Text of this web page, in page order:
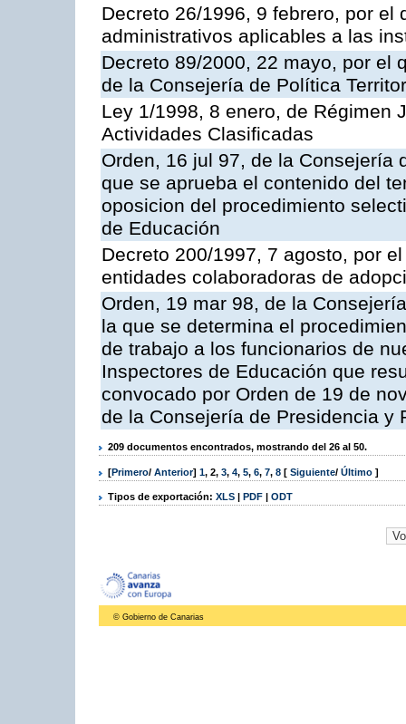
Decreto 26/1996, 9 febrero, por
administrativos aplicables a las
Decreto 89/2000, 22 mayo, por el
de la Consejería de Política
Ley 1/1998, 8 enero, de Régimen
Actividades Clasificadas
Orden, 16 jul 97, de la Consejería
que se aprueba el contenido del
oposicion del procedimiento
de Educación
Decreto 200/1997, 7 agosto, por
entidades colaboradoras de
Orden, 19 mar 98, de la
la que se determina el
de trabajo a los funcionarios de
Inspectores de Educación que
convocado por Orden de 19 de
de la Consejería de Presidencia y
209 documentos encontrados, mostrando del 26 al 50.
[Primero/ Anterior] 1, 2, 3, 4, 5, 6, 7, 8 [ Siguiente/ Último ]
Tipos de exportación: XLS | PDF | ODT
© Gobierno de Canarias